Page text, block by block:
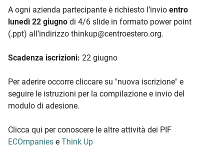
A ogni azienda partecipante è richiesto l’invio entro
lunedì 22 giugno di 4/6 slide in formato power point
(.ppt) all’indirizzo thinkup@centroestero.org.
Scadenza iscrizioni: 22 giugno
Per aderire occorre cliccare su "nuova iscrizione" e
seguire le istruzioni per la compilazione e invio del
modulo di adesione.
Clicca qui per conoscere le altre attività dei PIF
ECOmpanies e Think Up